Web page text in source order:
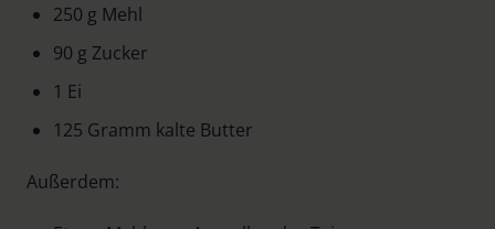
250 g Mehl
90 g Zucker
1 Ei
125 Gramm kalte Butter
Außerdem: